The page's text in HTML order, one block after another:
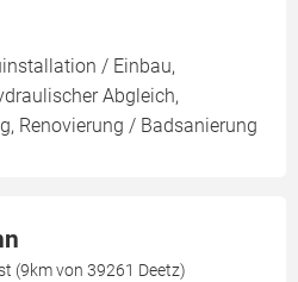
/ Einbau,
Abgleich,
Renovierung / Badsanierung
(9km von 39261 Deetz)